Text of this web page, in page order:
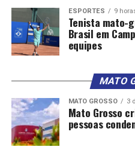
ESPORTES 9
Tenista mato-
Brasil em
equipes
MATO
MATO GROSSO 3
Mato Grosso
pessoas